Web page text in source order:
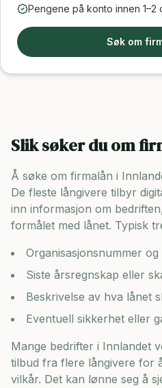
Pengene på konto innen 1–2
Søk om
Slik søker du om
Å søke om firmalån i
De fleste långivere tilbyr
inn informasjon om
formålet med lånet. Typisk
Organisasjonsnummer
Siste årsregnskap eller
Beskrivelse av hva lånet
Eventuell sikkerhet eller
Mange bedrifter i Innlandet
tilbud fra flere långivere for
vilkår. Det kan lønne seg å